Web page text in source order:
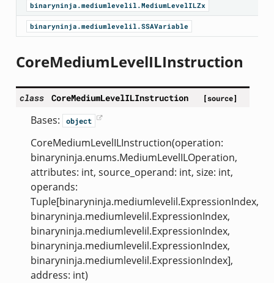
binaryninja.mediumlevelil.MediumLevelILZx
binaryninja.mediumlevelil.SSAVariable
CoreMediumLevelILInstruction
class CoreMediumLevelILInstruction [source]
Bases: object
CoreMediumLevelILInstruction(operation:
binaryninja.enums.MediumLevelILOperation,
attributes: int, source_operand: int, size: int,
operands:
Tuple[binaryninja.mediumlevelil.ExpressionIndex,
binaryninja.mediumlevelil.ExpressionIndex,
binaryninja.mediumlevelil.ExpressionIndex,
binaryninja.mediumlevelil.ExpressionIndex,
binaryninja.mediumlevelil.ExpressionIndex],
address: int)